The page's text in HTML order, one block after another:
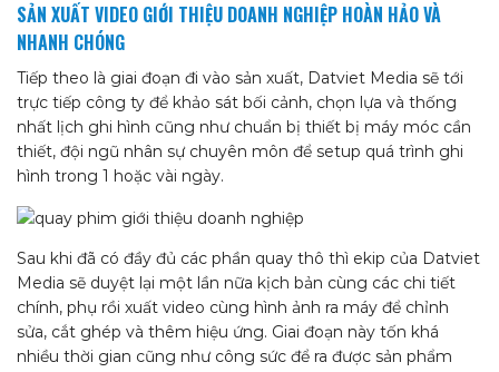
SẢN XUẤT VIDEO GIỚI THIỆU DOANH NGHIỆP HOÀN HẢO VÀ
NHANH CHÓNG
Tiếp theo là giai đoạn đi vào sản xuất, Datviet Media sẽ tới
trực tiếp công ty để khảo sát bối cảnh, chọn lựa và thống
nhất lịch ghi hình cũng như chuẩn bị thiết bị máy móc cần
thiết, đội ngũ nhân sự chuyên môn để setup quá trình ghi
hình trong 1 hoặc vài ngày.
Sau khi đã có đầy đủ các phần quay thô thì ekip của Datviet
Media sẽ duyệt lại một lần nữa kịch bản cùng các chi tiết
chính, phụ rồi xuất video cùng hình ảnh ra máy để chỉnh
sửa, cắt ghép và thêm hiệu ứng. Giai đoạn này tốn khá
nhiều thời gian cũng như công sức để ra được sản phẩm